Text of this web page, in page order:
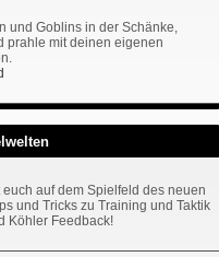
und Goblins in der Schänke,
prahle mit deinen eigenen
auf dem Spielfeld des neuen
und Tricks zu Training und Taktik
Köhler Feedback!